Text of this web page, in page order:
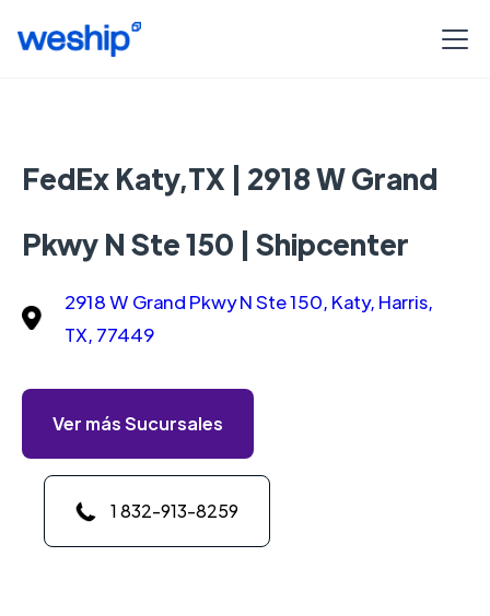
FedEx Katy,TX | 2918 W Grand
Pkwy N Ste 150 | Shipcenter
2918 W Grand Pkwy N Ste 150, Katy, Harris,
TX, 77449
Ver más Sucursales
1 832-913-8259